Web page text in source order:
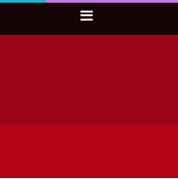
Sidebar